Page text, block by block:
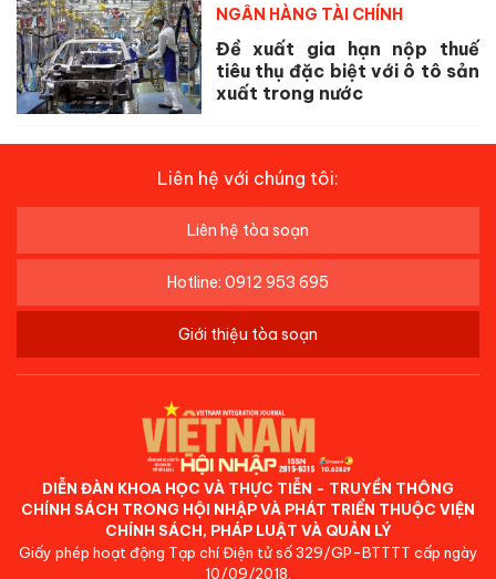
NGÂN HÀNG TÀI CHÍNH
Đề xuất gia hạn nộp thuế
tiêu thụ đặc biệt với ô tô sản
xuất trong nước
Liên hệ với chúng tôi:
Liên hệ tòa soạn
Hotline: 0912 953 695
Giới thiệu tòa soạn
DIỄN ĐÀN KHOA HỌC VÀ THỰC TIỄN - TRUYỀN THÔNG
CHÍNH SÁCH TRONG HỘI NHẬP VÀ PHÁT TRIỂN THUỘC VIỆN
CHÍNH SÁCH, PHÁP LUẬT VÀ QUẢN LÝ
Giấy phép hoạt động Tạp chí Điện tử số 329/GP-BTTTT cấp ngày
10/09/2018.